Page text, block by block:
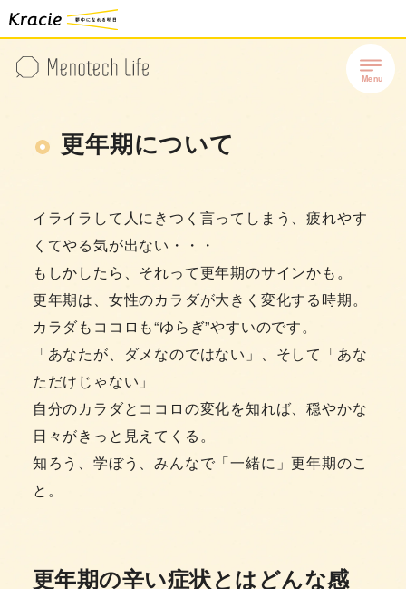
更年期について
イライラして人にきつく言ってしまう、疲れやす
くてやる気が出ない・・・
もしかしたら、それって更年期のサインかも。
更年期は、女性のカラダが大きく変化する時期。
カラダもココロも“ゆらぎ”やすいのです。
「あなたが、ダメなのではない」、そして「あな
ただけじゃない」
自分のカラダとココロの変化を知れば、穏やかな
日々がきっと見えてくる。
知ろう、学ぼう、みんなで「一緒に」更年期のこ
と。
更年期の辛い症状とはどんな感